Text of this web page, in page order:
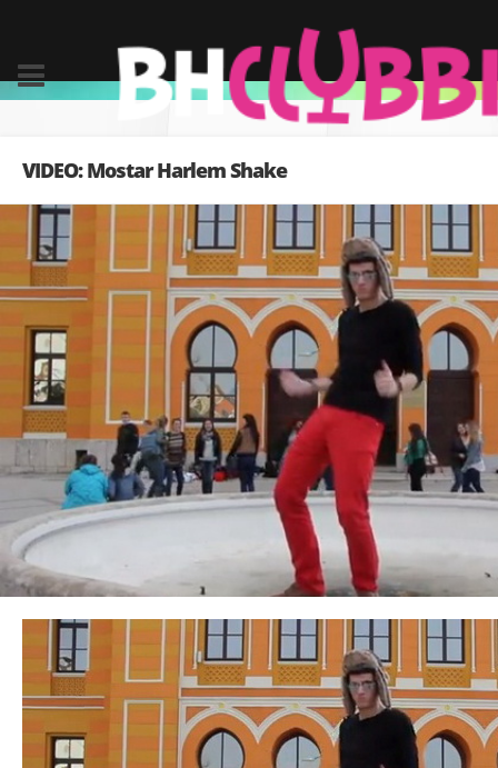
VIDEO: Mostar Harlem Shake